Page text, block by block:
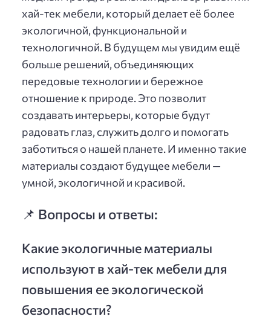
хай-тек мебели, который делает её более
экологичной, функциональной и
технологичной. В будущем мы увидим ещё
больше решений, объединяющих
передовые технологии и бережное
отношение к природе. Это позволит
создавать интерьеры, которые будут
радовать глаз, служить долго и помогать
заботиться о нашей планете. И именно такие
материалы создают будущее мебели —
умной, экологичной и красивой.
📌 Вопросы и ответы:
Какие экологичные материалы
используют в хай-тек мебели для
повышения ее экологической
безопасности?